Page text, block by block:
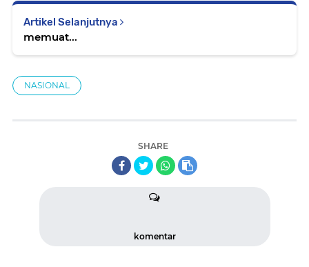
Artikel Selanjutnya
memuat...
NASIONAL
SHARE
komentar